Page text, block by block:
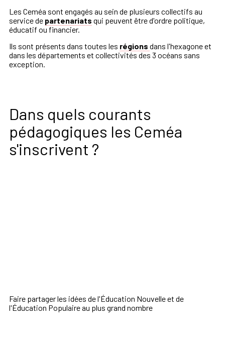
Les Ceméa sont engagés au sein de plusieurs collectifs au
service de partenariats qui peuvent être d'ordre politique,
éducatif ou financier.
Ils sont présents dans toutes les régions dans l'hexagone et
dans les départements et collectivités des 3 océans sans
exception.
Dans quels courants
pédagogiques les Ceméa
s'inscrivent ?
Faire partager les idées de l'Éducation Nouvelle et de
l'Éducation Populaire au plus grand nombre